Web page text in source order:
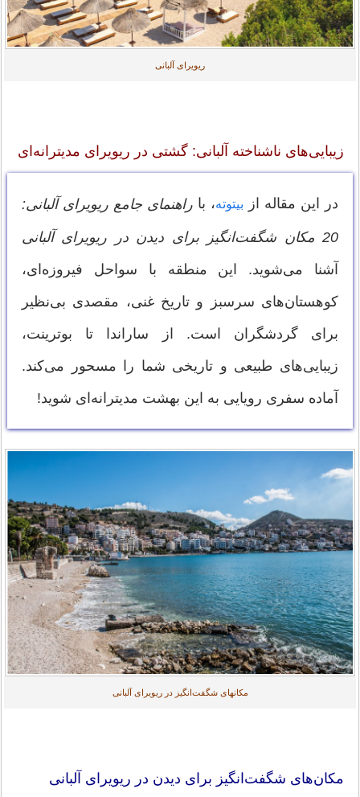
ریویرای آلبانی
زیبایی‌های ناشناخته آلبانی: گشتی در ریویرای مدیترانه‌ای
در این مقاله از بیتوته، با راهنمای جامع ریویرای آلبانی:
20 مکان شگفت‌انگیز برای دیدن در ریویرای آلبانی
آشنا می‌شوید. این منطقه با سواحل فیروزه‌ای،
کوهستان‌های سرسبز و تاریخ غنی، مقصدی بی‌نظیر
برای گردشگران است. از ساراندا تا بوترینت،
زیبایی‌های طبیعی و تاریخی شما را مسحور می‌کند.
آماده سفری رویایی به این بهشت مدیترانه‌ای شوید!
مکانهای شگفت‌انگیز در ریویرای آلبانی
مکان‌های شگفت‌انگیز برای دیدن در ریویرای آلبانی